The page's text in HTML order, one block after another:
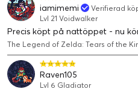
iamimemi
Verifierad
Lvl 21 Voidwalker
Precis köpt på nattöppet - nu
The Legend of Zelda: Tears of the
Raven105
Lvl 6 Gladiator